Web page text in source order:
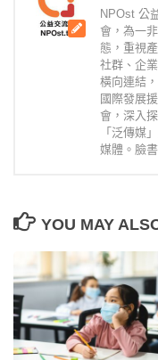
NPOst 公
會，為一
態，重視
社群、企
橫向連結
國際發展
會，深入
「泛傳媒
媒體。臉
YOU MAY